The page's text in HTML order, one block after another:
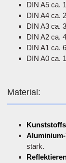
DIN A5 ca.
DIN A4 ca.
DIN A3 ca.
DIN A2 ca.
DIN A1 ca.
DIN A0 ca.
Material:
stark.